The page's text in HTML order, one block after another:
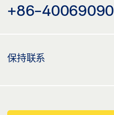
+86-
保持联系